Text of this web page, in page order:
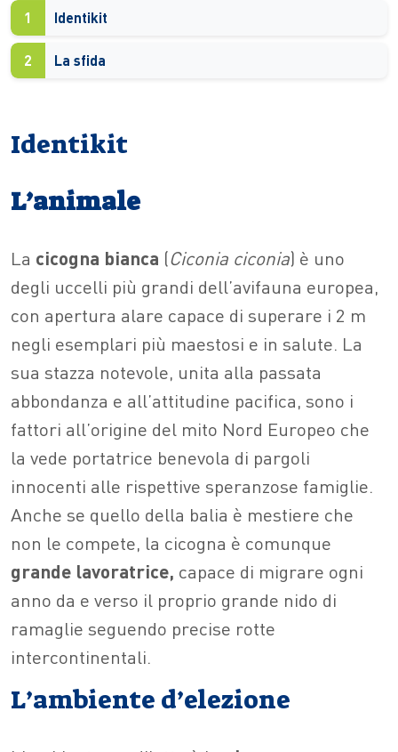
1 Identikit
2 La sfida
Identikit
L’animale
La cicogna bianca (Ciconia ciconia) è uno
degli uccelli più grandi dell’avifauna europea,
con apertura alare capace di superare i 2 m
negli esemplari più maestosi e in salute. La
sua stazza notevole, unita alla passata
abbondanza e all’attitudine pacifica, sono i
fattori all’origine del mito Nord Europeo che
la vede portatrice benevola di pargoli
innocenti alle rispettive speranzose famiglie.
Anche se quello della balia è mestiere che
non le compete, la cicogna è comunque
grande lavoratrice, capace di migrare ogni
anno da e verso il proprio grande nido di
ramaglie seguendo precise rotte
intercontinentali.
L’ambiente d’elezione